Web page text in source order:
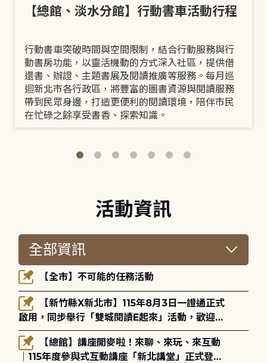
【總館、淡水分館】行動書車活動行程
行動書車突破時間與空間限制，結合行動服務與行
動書房功能，以靈活機動的方式深入社區，提供借
還書、辦證、主題書展及閱讀推廣等服務。每月巡
迴新北市各行政區，將豐富的圖書資源與閱讀服務
帶到民眾身邊，打造更便利的閱讀環境，陪伴市民
在忙碌之餘享受書香、探索知識。
活動資訊
【全市】不可能的任務活動
啟用，同步舉行「雙城閱讀E起來」活動，歡迎踴
躍參加(115年8月3日至10月4日)。
｜115年度參與式互動講座「新北講堂」正式登